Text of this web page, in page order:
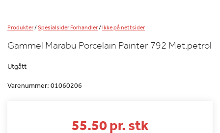
Produkter/Spesialsider Forhandler/Ikke på nettsider
Gammel Marabu Porcelain Painter 792 Met.petrol
Utgått
Varenummer: 01060206
55.50 pr. stk